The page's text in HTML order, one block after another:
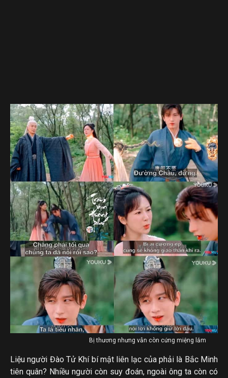
Bị thương nhưng vẫn còn cứng miệng lắm
Liệu người Đào Tử Khí bí mật liên lạc của phải là Bắc Minh
tiên quân? Nhiều người còn suy đoán, ngoài ông ta còn có